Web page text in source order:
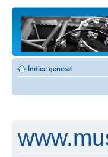
Índice general